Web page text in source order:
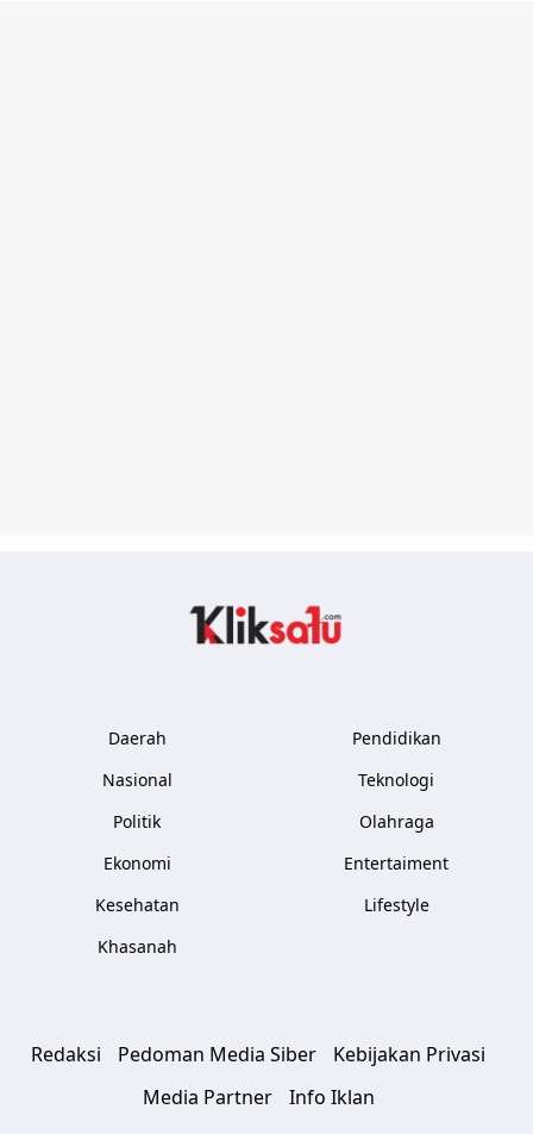
Daerah
Nasional
Politik
Ekonomi
Kesehatan
Khasanah
Pendidikan
Teknologi
Olahraga
Entertaiment
Lifestyle
Redaksi Pedoman Media Siber
Kebijakan Privasi
Media Partner
Info Iklan